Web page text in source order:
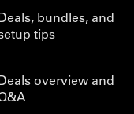
bundles, and
tips
overview and